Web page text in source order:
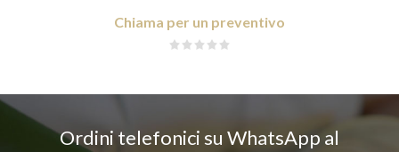
Chiama per un preventivo
Ordini telefonici su WhatsApp al